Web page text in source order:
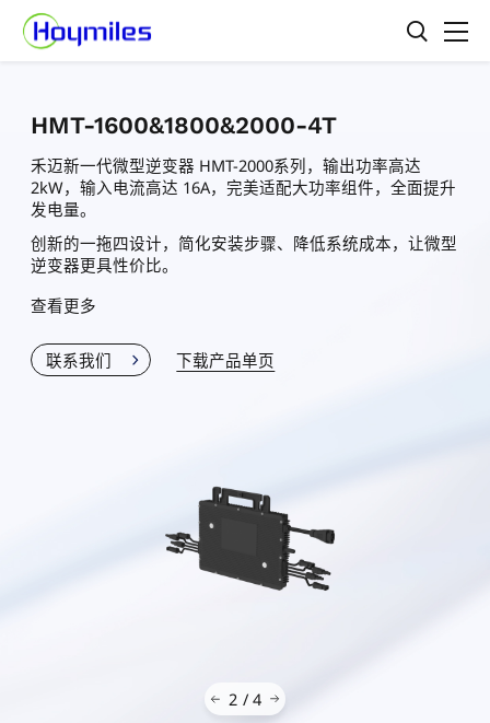
HMT-1600&1800&2000-4T
禾迈新一代微型逆变器 HMT-2000系列，输出功率高达
2kW，输入电流高达 16A，完美适配大功率组件，全面提升
发电量。
创新的一拖四设计，简化安装步骤、降低系统成本，让微型
逆变器更具性价比。
查看更多
联系我们 下载产品单页
2 / 4